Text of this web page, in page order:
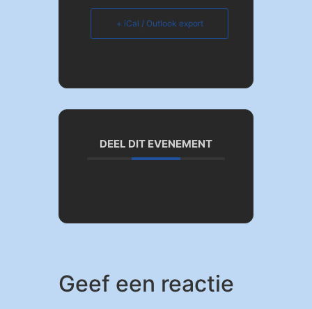
+ iCal / Outlook export
DEEL DIT EVENEMENT
Geef een reactie